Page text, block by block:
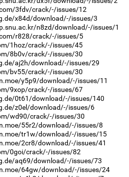
3fdv/crack/-/issues/12
x84d/download/-/issues/3
n8zd/download/-/issues/1
r828/crack/-/issues/5
1hoz/crack/-/issues/45
8b0v/crack/-/issues/30
aj2h/download/-/issues/29
bv55/crack/-/issues/30
y5p9/download/-/issues/11
9xop/crack/-/issues/67
0t61/download/-/issues/140
z0el/download/-/issues/6
wd90/crack/-/issues/30
55r2/download/-/issues/8
tr1w/download/-/issues/15
2cr8/download/-/issues/41
0goi/crack/-/issues/82
aq69/download/-/issues/73
64gw/download/-/issues/24